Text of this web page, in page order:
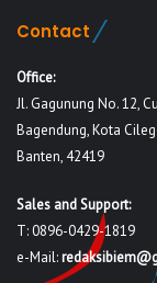
Contact
Office:
Jl. Gagunung No. 12,
Bagendung, Kota
Banten, 42419
Sales and Support:
T: 0896-0429-1819
e-Mail: